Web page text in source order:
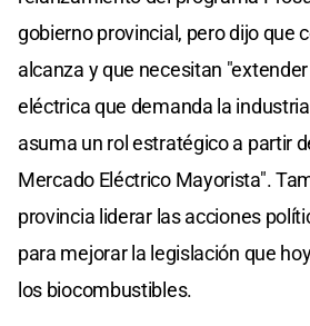
gobierno provincial, pero dijo que
alcanza y que necesitan
eléctrica que demanda la
asuma un rol estratégico a partir
Mercado Eléctrico Mayorista".
provincia liderar las acciones
para mejorar la legislación que
los biocombustibles.